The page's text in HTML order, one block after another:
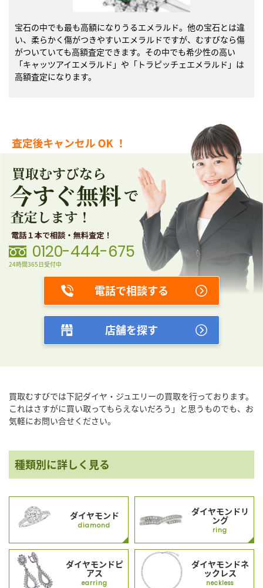
宝石の中でも最も高額になりうるエメラルド。他の宝石とは違
い、柔らかく傷がつきやすいエメラルドですが、むすびなら傷
がついていても高額査定できます。その中でも希少性の高い
「キャッツアイエメラルド」や「トラピッチェエメラルド」は
高額査定になります。
0120-444-675
24時間365日受付中
電話で相談する
店舗を探す
買取むすびでは下記ダイヤ・ジュエリーの買取を行っております。
これはさすがに買い取ってもらえないだろう」と思うものでも、 お
気軽にお問い合せください。
種類別に詳しく見る
ダイヤモンド
diamond
ダイヤモンドリ
ング
ring
ダイヤモンドピ
アス
earring
ダイヤモンドネ
ックレス
neckless